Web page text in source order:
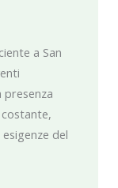
a San
del